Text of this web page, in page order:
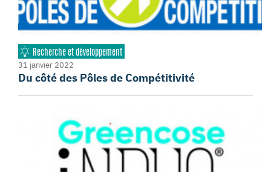
Recherche et développement
31 janvier 2022
Du côté des Pôles de Compétitivité